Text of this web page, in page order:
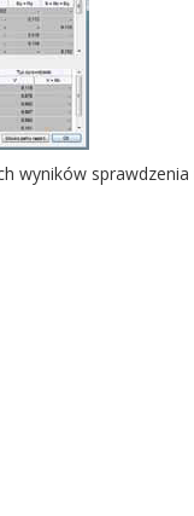
wyników